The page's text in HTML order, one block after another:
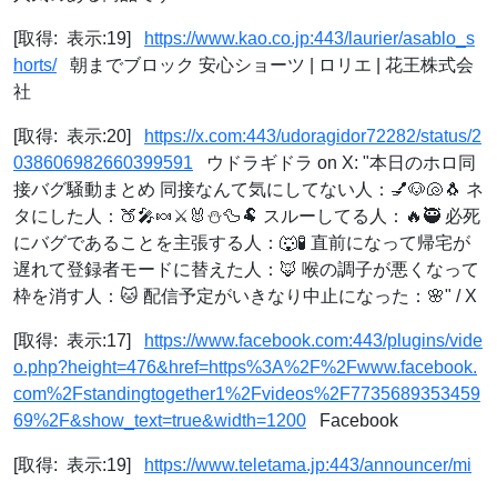
[取得: 表示:19]
https://www.kao.co.jp:443/laurier/asablo_s
horts/朝までブロック 安心ショーツ | ロリエ | 花王株式会
社
[取得: 表示:20]
https://x.com:443/udoragidor72282/status/2
038606982660399591 ウドラギドラ on X: "本日のホロ同
接バグ騒動まとめ 同接なんて気にしてない人：💅🐶🐚🐧 ネ
タにした人：🍑🎤🍬⚔️🐰⛄🦆🐏 スルーしてる人：🔥🥷 必死
にバグであることを主張する人：🐺🧪 直前になって帰宅が
遅れて登録者モードに替えた人：🦊 喉の調子が悪くなって
枠を消す人：🐱 配信予定がいきなり中止になった：🌸" / X
[取得: 表示:17]
https://www.facebook.com:443/plugins/vide
o.php?height=476&href=https%3A%2F%2Fwww.facebook.
com%2Fstandingtogether1%2Fvideos%2F7735689353459
69%2F&show_text=true&width=1200 Facebook
[取得: 表示:19]
https://www.teletama.jp:443/announcer/mi